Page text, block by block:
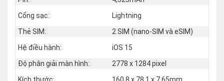
Cổng sạc:
Lightning
Thẻ SIM:
2 SIM (nano‑SIM và eSIM)
Hệ điều hành:
iOS 15
Độ phân giải màn hình:
2778 x 1284 pixel